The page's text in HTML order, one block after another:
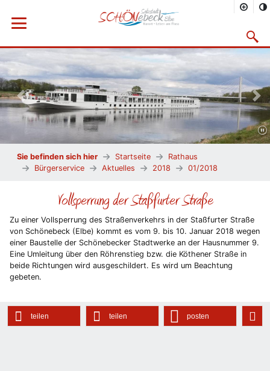
Menü öffnen
Vorheriges Bild
Sie befinden sich hier Startseite
Rathaus
Bürgerservice
Aktuelles 2018 01/2018
Vollsperrung der Staßfurter Straße
Zu einer Vollsperrung des Straßenverkehrs in der Staßfurter Straße
von Schönebeck (Elbe) kommt es vom 9. bis 10. Januar 2018 wegen
einer Baustelle der Schönebecker Stadtwerke an der Hausnummer 9.
Eine Umleitung über den Röhrenstieg bzw. die Köthener Straße in
beide Richtungen wird ausgeschildert. Es wird um Beachtung
gebeten.
teilen teilen posten